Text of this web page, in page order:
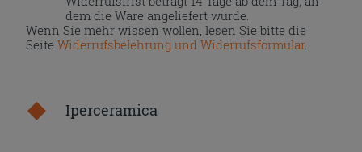
dem die Ware angeliefert wurde.
Wenn Sie mehr wissen wollen, lesen Sie bitte die
SeiteWiderrufsbelehrung und Widerrufsformular.
Iperceramica